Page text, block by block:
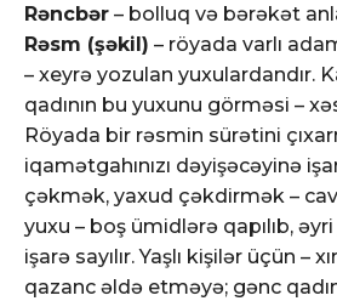
Rəncbər – bolluq və bərəkət
Rəsm (şəkil) – röyada varlı
– xeyrə yozulan yuxulardandır.
qadının bu yuxunu görməsi –
Röyada bir rəsmin sürətini
iqamətgahınızı dəyişəcəyinə
çəkmək, yaxud çəkdirmək –
yuxu – boş ümidlərə qapılıb,
işarə sayılır. Yaşlı kişilər üçün –
qazanc əldə etməyə; gənc